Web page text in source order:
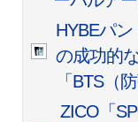
HYBEパン
の成功的
「BTS（
ZICO「